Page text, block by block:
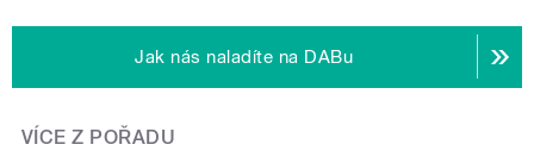
Jak nás naladíte na DABu
VÍCE Z POŘADU